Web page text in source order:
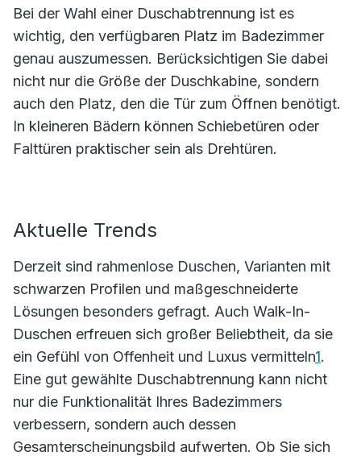
Bei der Wahl einer Duschabtrennung ist es
wichtig, den verfügbaren Platz im Badezimmer
genau auszumessen. Berücksichtigen Sie dabei
nicht nur die Größe der Duschkabine, sondern
auch den Platz, den die Tür zum Öffnen benötigt.
In kleineren Bädern können Schiebetüren oder
Falttüren praktischer sein als Drehtüren.
Aktuelle Trends
Derzeit sind rahmenlose Duschen, Varianten mit
schwarzen Profilen und maßgeschneiderte
Lösungen besonders gefragt. Auch Walk-In-
Duschen erfreuen sich großer Beliebtheit, da sie
ein Gefühl von Offenheit und Luxus vermitteln1.
Eine gut gewählte Duschabtrennung kann nicht
nur die Funktionalität Ihres Badezimmers
verbessern, sondern auch dessen
Gesamterscheinungsbild aufwerten. Ob Sie sich